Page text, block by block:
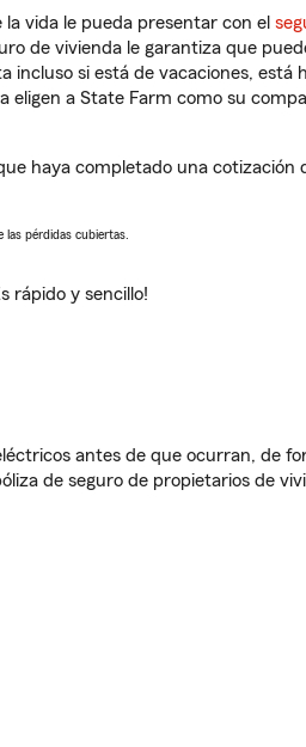
vida le pueda presentar con el
de vivienda le garantiza que
incluso si está de vacaciones, está
a State Farm como su
haya completado una
las pérdidas cubiertas.
rápido y sencillo!
antes de que ocurran, de
de seguro de propietarios de